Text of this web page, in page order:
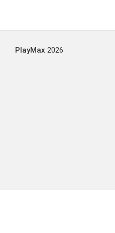
PlayMax 2026